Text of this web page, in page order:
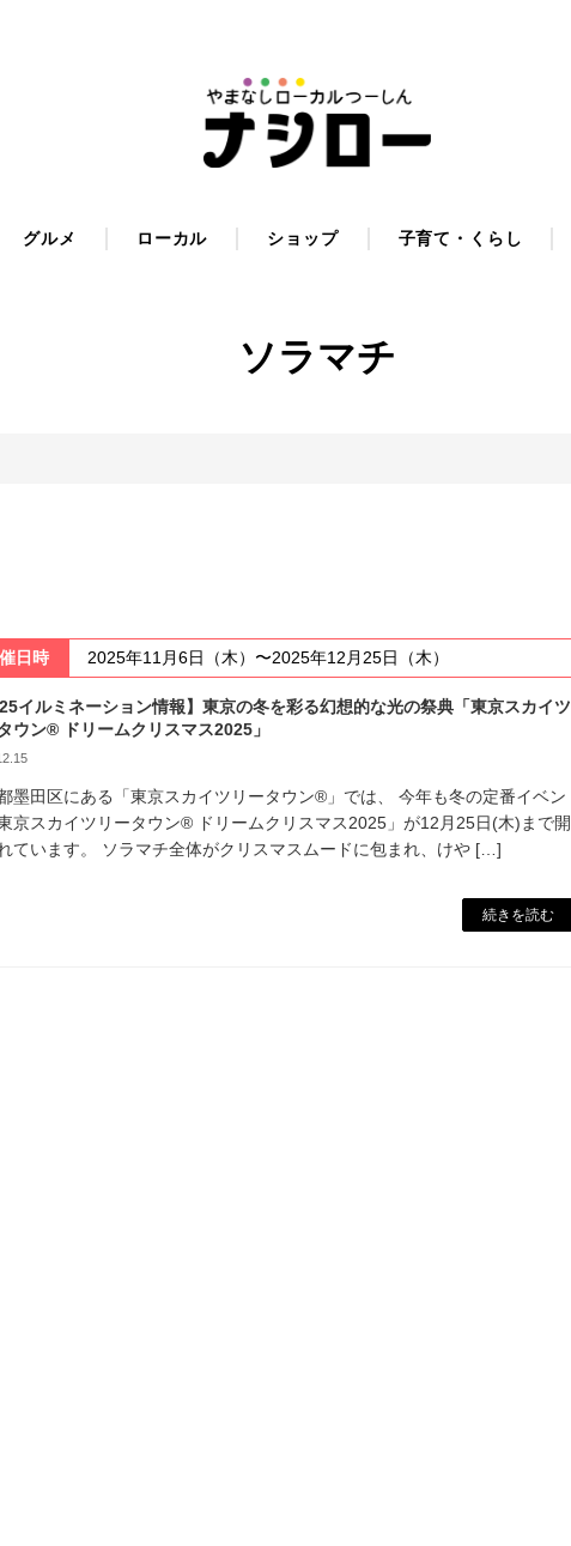
グルメ ローカル ショップ 子育て・くらし
ソラマチ
日時 2025年11月6日（木）〜2025年12月25日（木）
イルミネーション情報】東京の冬を彩る幻想的な光の祭典「東京スカイツ
ウン® ドリームクリスマス2025」
墨田区にある「東京スカイツリータウン®」では、 今年も冬の定番イベン
京スカイツリータウン® ドリームクリスマス2025」が12月25日(木)まで開
ています。 ソラマチ全体がクリスマスムードに包まれ、けや […]
続きを読む